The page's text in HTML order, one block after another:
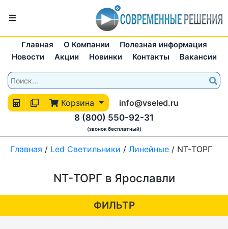
Главная О Компании
Полезная информация
Новости
Акции Новинки Контакты Вакансии
Корзина
info@vseled.ru
8 (800) 550-92-31
(звонок бесплатный)
Главная / Led Светильники / Линейные / NT-ТОРГ
NT-ТОРГ в Ярославли
ФИЛЬТР